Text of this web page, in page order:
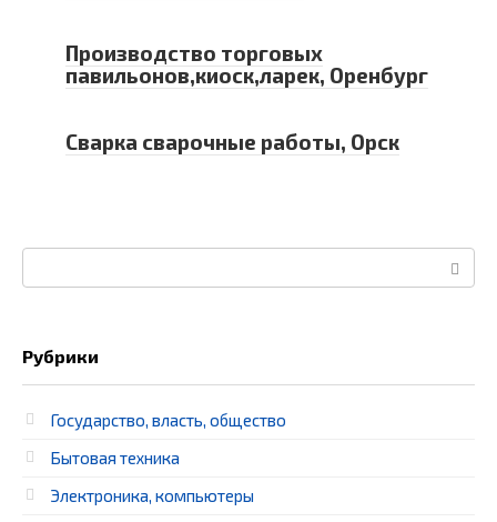
Производство торговых
павильонов,киоск,ларек, Оренбург
Сварка сварочные работы, Орск
Рубрики
Государство, власть, общество
Бытовая техника
Электроника, компьютеры